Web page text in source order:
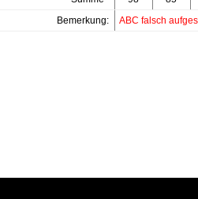
Bemerkung:
ABC falsch